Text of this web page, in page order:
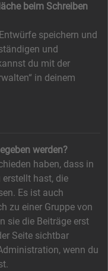
beim Schreiben
speichern und
und
du mit der
in deinem
werden?
haben, dass in
erstellt hast, die
Es ist auch
zu einer Gruppe von
sie die Beiträge erst
Seite sichtbar
wenn du